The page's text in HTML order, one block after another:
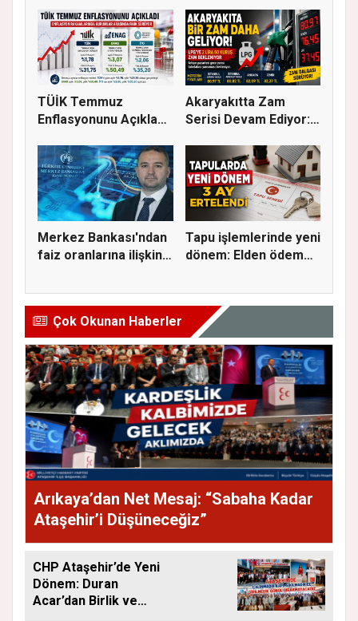
DEST...
TÜİK Temmuz
Enflasyonunu Açıkladı:
Akaryakıtta Zam
Serisi Devam Ediyor:
Merkez Bankası'ndan
faiz oranlarına ilişkin
Tapu işlemlerinde yeni
dönem: Elden ödeme
Çok Okunan Haberler
Arıkaya’dan Net Mesaj: “Sabaha Kadar
Ataşehir’i Düşüneceğiz”
CHP Ataşehir’de Yeni
Dönem: Duran
Acar’dan Birlik ve